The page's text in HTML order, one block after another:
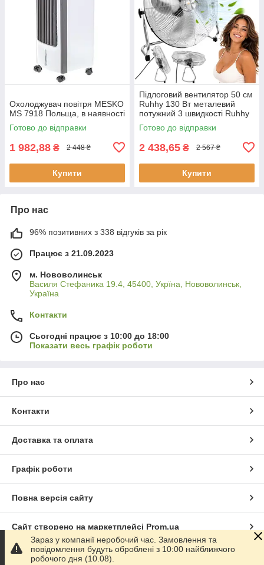
Охолоджувач повітря MESKO
MS 7918 Польща, в наявності
Готово до відправки
1 982,88 ₴ 2 448 ₴
Купити
Підлоговий вентилятор 50 см
Ruhhy 130 Вт металевий
потужний 3 швидкості Ruhhy
27835
Готово до відправки
2 438,65 ₴ 2 567 ₴
Купити
Про нас
96% позитивних з 338 відгуків за рік
Працює з 21.09.2023
м. Нововолинськ
Василя Стефаника 19.4, 45400, Укрїна, Нововолинськ,
Україна
Контакти
Сьогодні працює з 10:00 до 18:00
Показати весь графік роботи
Про нас
Контакти
Доставка та оплата
Графік роботи
Повна версія сайту
Сайт створено на маркетплейсі Prom.ua
Політика конфіденційності
Зараз у компанії неробочий час. Замовлення та
повідомлення будуть оброблені з 10:00 найближчого
робочого дня (10.08).